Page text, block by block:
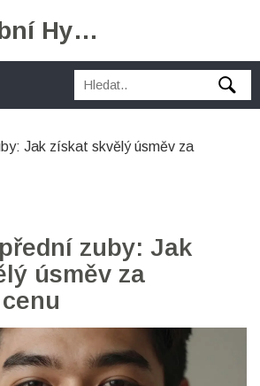
Péče o Zubní Hygienu
Jak získat skvělý úsměv za
zuby: Jak
úsměv za